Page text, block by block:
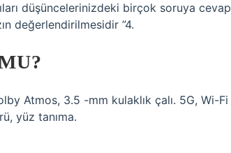
düşüncelerinizdeki birçok soruya cevap
değerlendirilmesidir ”4.
Atmos, 3.5 -mm kulaklık çalı. 5G, Wi-Fi
yüz tanıma.